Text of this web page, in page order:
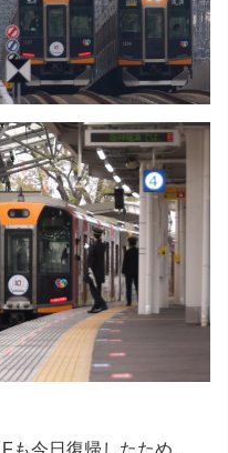
も今日復帰したため、